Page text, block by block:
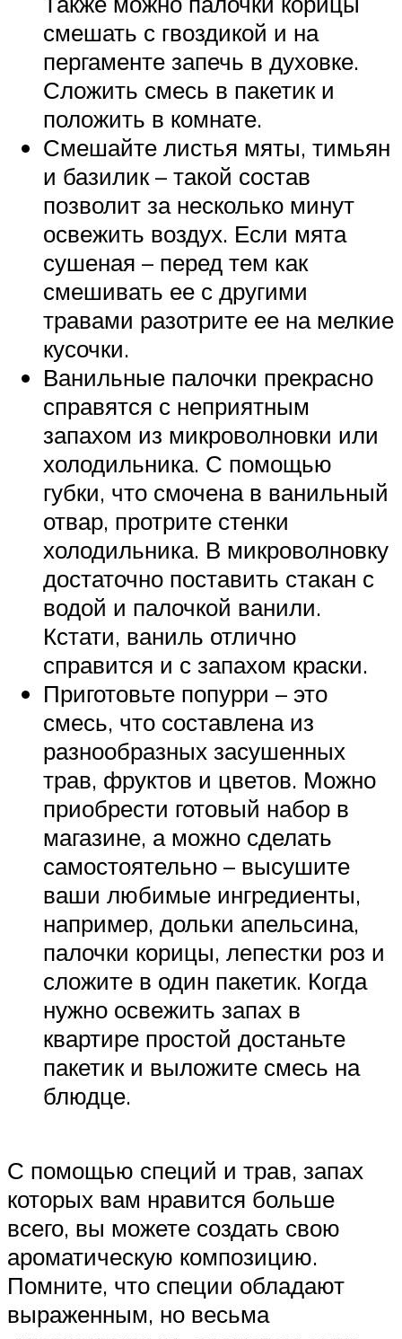
смешать с гвоздикой и на
пергаменте запечь в духовке.
Сложить смесь в пакетик и
положить в комнате.
Смешайте листья мяты, тимьян
и базилик – такой состав
позволит за несколько минут
освежить воздух. Если мята
сушеная – перед тем как
смешивать ее с другими
травами разотрите ее на мелкие
кусочки.
Ванильные палочки прекрасно
справятся с неприятным
запахом из микроволновки или
холодильника. С помощью
губки, что смочена в ванильный
отвар, протрите стенки
холодильника. В микроволновку
достаточно поставить стакан с
водой и палочкой ванили.
Кстати, ваниль отлично
справится и с запахом краски.
Приготовьте попурри – это
смесь, что составлена из
разнообразных засушенных
трав, фруктов и цветов. Можно
приобрести готовый набор в
магазине, а можно сделать
самостоятельно – высушите
ваши любимые ингредиенты,
например, дольки апельсина,
палочки корицы, лепестки роз и
сложите в один пакетик. Когда
нужно освежить запах в
квартире простой достаньте
пакетик и выложите смесь на
блюдце.
С помощью специй и трав, запах
которых вам нравится больше
всего, вы можете создать свою
ароматическую композицию.
Помните, что специи обладают
выраженным, но весьма